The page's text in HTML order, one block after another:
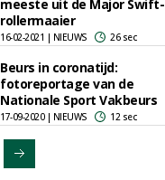
meeste uit de Major Swift-
rollermaaier
16-02-2021 | NIEUWS 26 sec
Beurs in coronatijd:
fotoreportage van de
Nationale Sport Vakbeurs
17-09-2020 | NIEUWS 12 sec